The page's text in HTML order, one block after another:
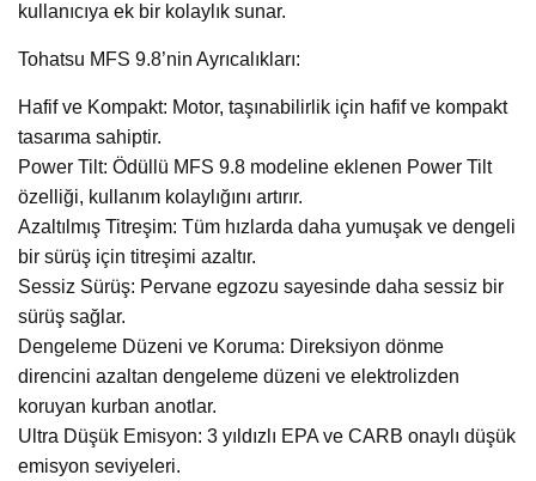
kullanıcıya ek bir kolaylık sunar.
Tohatsu MFS 9.8’nin Ayrıcalıkları:
Hafif ve Kompakt: Motor, taşınabilirlik için hafif ve kompakt
tasarıma sahiptir.
Power Tilt: Ödüllü MFS 9.8 modeline eklenen Power Tilt
özelliği, kullanım kolaylığını artırır.
Azaltılmış Titreşim: Tüm hızlarda daha yumuşak ve dengeli
bir sürüş için titreşimi azaltır.
Sessiz Sürüş: Pervane egzozu sayesinde daha sessiz bir
sürüş sağlar.
Dengeleme Düzeni ve Koruma: Direksiyon dönme
direncini azaltan dengeleme düzeni ve elektrolizden
koruyan kurban anotlar.
Ultra Düşük Emisyon: 3 yıldızlı EPA ve CARB onaylı düşük
emisyon seviyeleri.